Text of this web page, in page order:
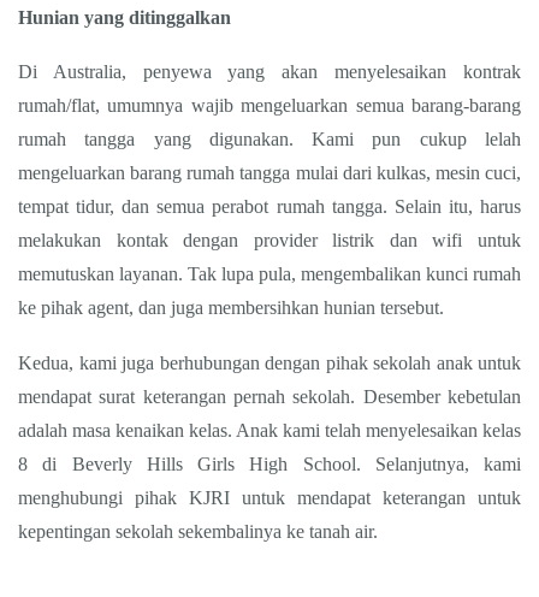
Hunian yang ditinggalkan
Di Australia, penyewa yang akan menyelesaikan kontrak
rumah/flat, umumnya wajib mengeluarkan semua barang-barang
rumah tangga yang digunakan. Kami pun cukup lelah
mengeluarkan barang rumah tangga mulai dari kulkas, mesin cuci,
tempat tidur, dan semua perabot rumah tangga. Selain itu, harus
melakukan kontak dengan provider listrik dan wifi untuk
memutuskan layanan. Tak lupa pula, mengembalikan kunci rumah
ke pihak agent, dan juga membersihkan hunian tersebut.
Kedua, kami juga berhubungan dengan pihak sekolah anak untuk
mendapat surat keterangan pernah sekolah. Desember kebetulan
adalah masa kenaikan kelas. Anak kami telah menyelesaikan kelas
8 di Beverly Hills Girls High School. Selanjutnya, kami
menghubungi pihak KJRI untuk mendapat keterangan untuk
kepentingan sekolah sekembalinya ke tanah air.